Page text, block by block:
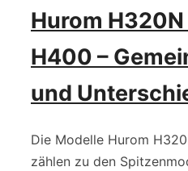
Hurom
H400 –
und
Die Modelle Hurom
zählen zu den